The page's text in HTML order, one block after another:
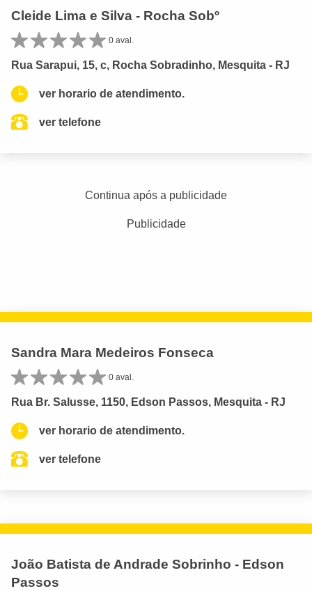
Cleide Lima e Silva - Rocha Sobº
0 aval.
Rua Sarapui, 15, c, Rocha Sobradinho, Mesquita - RJ
ver horario de atendimento.
ver telefone
Continua após a publicidade
Publicidade
Sandra Mara Medeiros Fonseca
0 aval.
Rua Br. Salusse, 1150, Edson Passos, Mesquita - RJ
ver horario de atendimento.
ver telefone
João Batista de Andrade Sobrinho - Edson
Passos